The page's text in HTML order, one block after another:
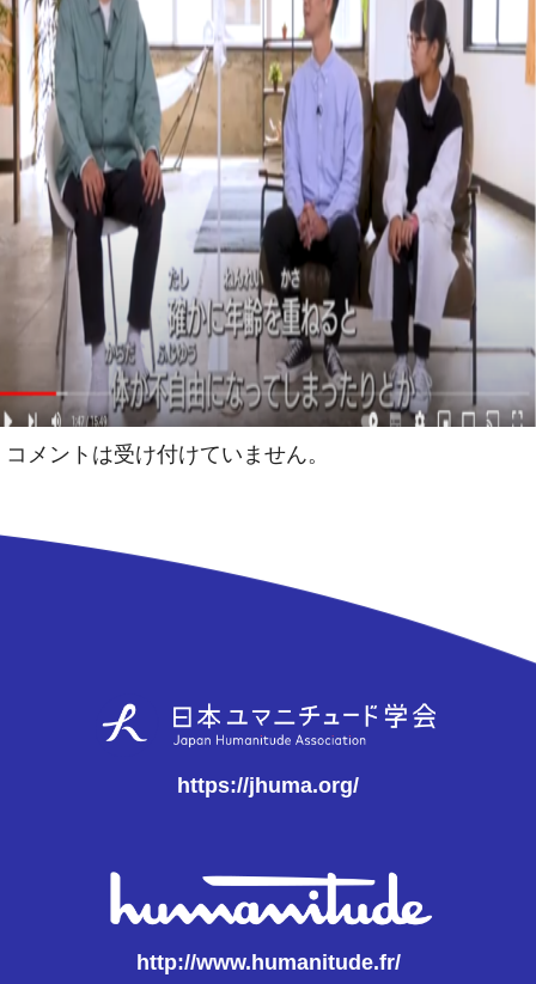
コメントは受け付けていません。
https://jhuma.org/
http://www.humanitude.fr/